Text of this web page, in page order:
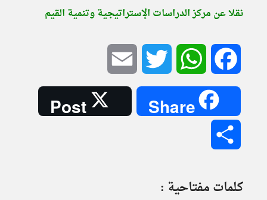
نقلا عن مركز الدراسات الإستراتيجية وتنمية القيم
Facebook
WhatsApp
Twitter
Share
Post
كلمات مفتاحية :